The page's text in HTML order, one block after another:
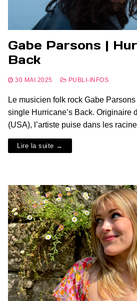
Gabe Parsons |
Back
30 MAI 2025 PUBLI-INFOS
Le musicien folk rock Gabe
single Hurricane’s Back. Originaire
(USA), l’artiste puise dans les
Lire la suite →